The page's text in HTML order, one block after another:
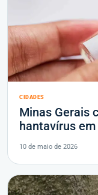
CIDADES
Minas Gerais
hantavírus
10 de maio de 2026